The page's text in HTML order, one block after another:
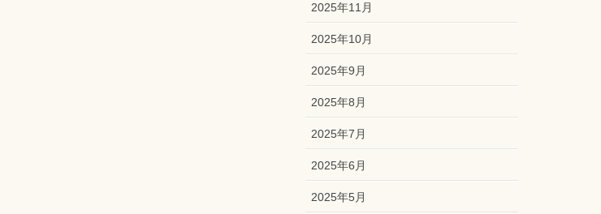
2025年11月
2025年10月
2025年9月
2025年8月
2025年7月
2025年6月
2025年5月